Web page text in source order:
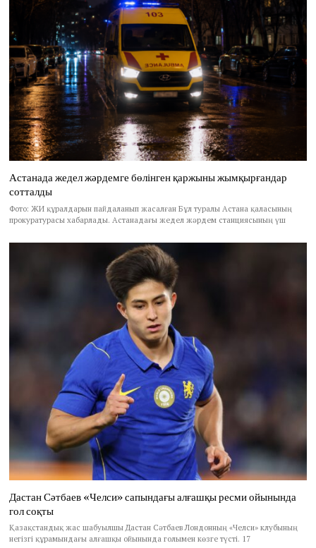
Астанада жедел жәрдемге бөлінген қаржыны жымқырғандар
сотталды
Фото: ЖИ құралдарын пайдаланып жасалған Бұл туралы Астана қаласының
прокуратурасы хабарлады. Астанадағы жедел жәрдем станциясының үш
Дастан Сәтбаев «Челси» сапындағы алғашқы ресми ойынында
гол соқты
Қазақстандық жас шабуылшы Дастан Сәтбаев Лондонның «Челси» клубының
негізгі құрамындағы алғашқы ойынында голымен көзге түсті. 17